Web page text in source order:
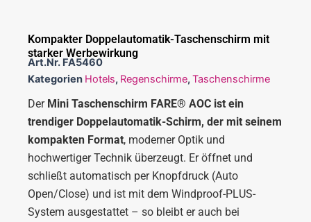
Kompakter Doppelautomatik-Taschenschirm mit
starker Werbewirkung
Art.Nr. FA5460
Kategorien Hotels, Regenschirme, Taschenschirme
Der Mini Taschenschirm FARE® AOC ist ein
trendiger Doppelautomatik-Schirm, der mit seinem
kompakten Format, moderner Optik und
hochwertiger Technik überzeugt. Er öffnet und
schließt automatisch per Knopfdruck (Auto
Open/Close) und ist mit dem Windproof-PLUS-
System ausgestattet – so bleibt er auch bei